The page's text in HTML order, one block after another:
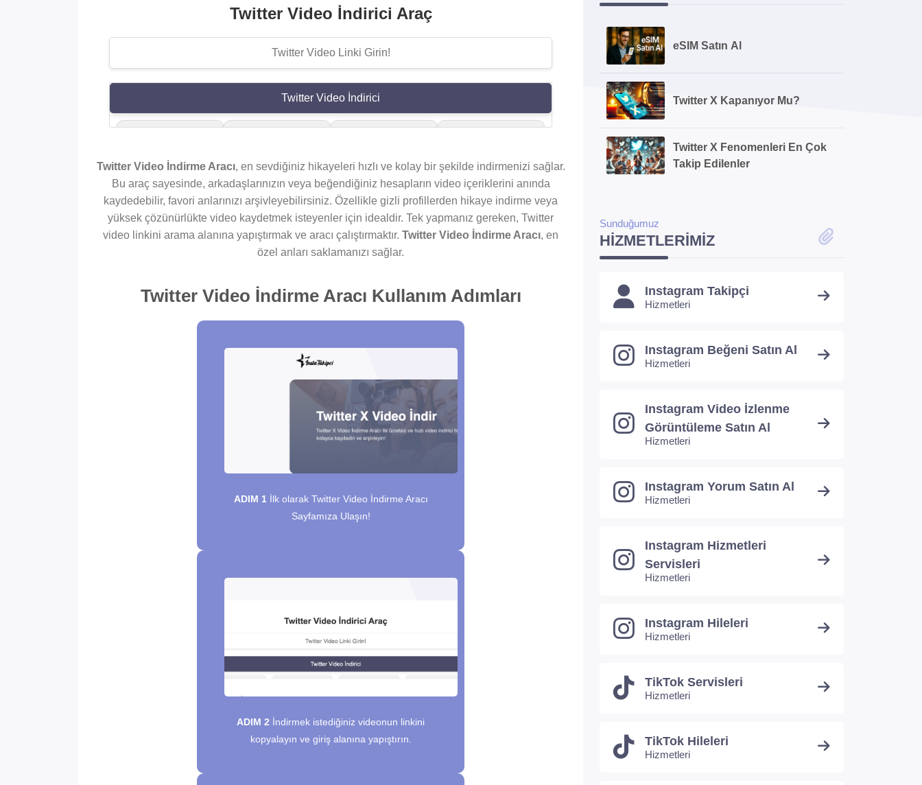
Twitter Video İndirici Araç
Twitter Video İndirici
Kaydet
Hikaye İndirici
Profil Videosu
İndir
Canlı Yayın
İndirici
Öne Çıkan
Videoları Kaydet
Ücretsiz Twitter Video İndir
Twitter Video İndirme Aracı, en sevdiğiniz hikayeleri hızlı ve kolay bir şekilde indirmenizi sağlar.
Bu araç sayesinde, arkadaşlarınızın veya beğendiğiniz hesapların video içeriklerini anında
kaydedebilir, favori anlarınızı arşivleyebilirsiniz. Özellikle gizli profillerden hikaye indirme veya
yüksek çözünürlükte video kaydetmek isteyenler için idealdir. Tek yapmanız gereken, Twitter
video linkini arama alanına yapıştırmak ve aracı çalıştırmaktır. Twitter Video İndirme Aracı, en
özel anları saklamanızı sağlar.
Twitter Video İndirme Aracı Kullanım Adımları
ADIM 1 İlk olarak Twitter Video İndirme Aracı
Sayfamıza Ulaşın!
ADIM 2 İndirmek istediğiniz videonun linkini
kopyalayın ve giriş alanına yapıştırın.
eSIM Satın Al
Twitter X Kapanıyor Mu?
Twitter X Fenomenleri En Çok
Takip Edilenler
Sunduğumuz
HIZMETLERIMIZ
Instagram Takipçi
Hizmetleri
Instagram Beğeni Satın Al
Hizmetleri
Instagram Video İzlenme
Görüntüleme Satın Al
Hizmetleri
Instagram Yorum Satın Al
Hizmetleri
Instagram Hizmetleri
Servisleri
Hizmetleri
Instagram Hileleri
Hizmetleri
TikTok Servisleri
Hizmetleri
TikTok Hileleri
Hizmetleri